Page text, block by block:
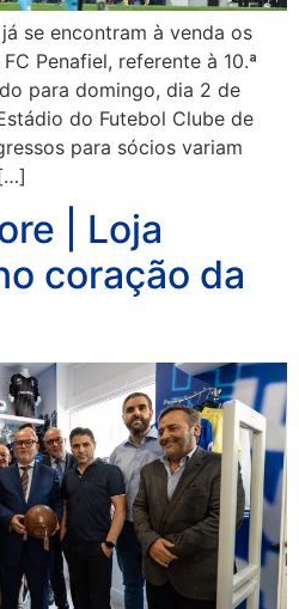
se encontram à venda os
Penafiel, referente à 10.ª
para domingo, dia 2 de
do Futebol Clube de
para sócios variam
| Loja
coração da